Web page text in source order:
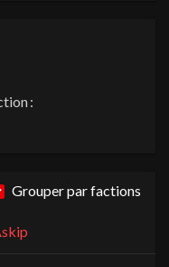
:
Grouper par factions